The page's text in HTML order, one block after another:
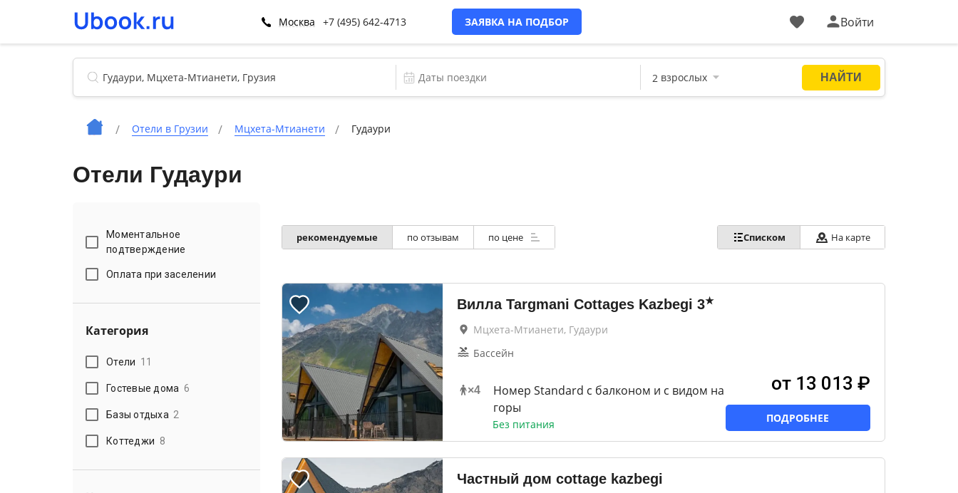
Москва +7 (495) 642-4713 ЗАЯВКА НА ПОДБОР Войти
Отели в Грузии Мцхета-Мтианети Гудаури
Отели Гудаури
Моментальное
подтверждение
Оплата при заселении
Категория
Отели 11
Гостевые дома 6
Базы отдыха 2
Коттеджи 8
рекомендуемые по отзывам по цене Списком На карте
Вилла Targmani Cottages Kazbegi 3★
Мцхета-Мтианети, Гудаури
Бассейн
×4
Номер Standard с балконом и с видом на
горы
Без питания
от 13 013 ₽
ПОДРОБНЕЕ
Частный дом cottage kazbegi